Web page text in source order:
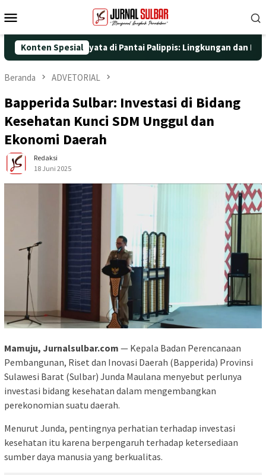
ke
Mobile
Konten Spesial
Aksi Nyata di Pantai Palippis: Lingkungan dan Kesehatan
Beranda ADVETORIAL
Bapperida Sulbar: Investasi di Bidang
Kesehatan Kunci SDM Unggul dan
Ekonomi Daerah
Redaksi
18 Juni 2025
Mamuju, Jurnalsulbar.com — Kepala Badan Perencanaan
Pembangunan, Riset dan Inovasi Daerah (Bapperida) Provinsi
Sulawesi Barat (Sulbar) Junda Maulana menyebut perlunya
investasi bidang kesehatan dalam mengembangkan
perekonomian suatu daerah.
Menurut Junda, pentingnya perhatian terhadap investasi
kesehatan itu karena berpengaruh terhadap ketersediaan
sumber daya manusia yang berkualitas.